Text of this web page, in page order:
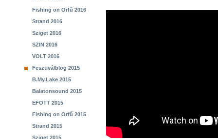
Fishing on Orfű 2016
Strand 2016
Sziget 2016
SZIN 2016
VOLT 2016
Fesztiválblog 2015
B.My.Lake 2015
Balatonsound 2015
EFOTT 2015
Fishing on Orfű 2015
Strand 2015
Sziget 2015